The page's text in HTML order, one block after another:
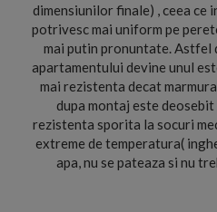
dimensiunilor finale) , ceea ce
potrivesc mai uniform pe
mai putin pronuntate. Astfel
apartamentului devine unul
mai rezistenta decat
dupa montaj este
rezistenta sporita la socuri
extreme de temperatura(
apa, nu se pateaza si nu